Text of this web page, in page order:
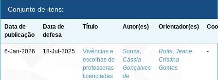
Conjunto de itens:
Data de
publicação
Data de
defesa
Título Autor(es) Orientador(es)
6-Jan-2026 18-Jul-2025
Vivências e
escolhas de
professoras
licenciadas
Souza,
Cássia
Gonçalves
de
Rotta, Jeane
Cristina
Gomes
-